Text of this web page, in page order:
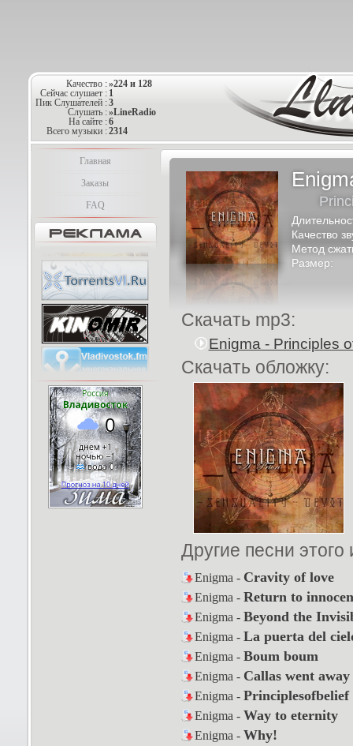
Качество :»224 и 128
Сейчас слушает : 1
Пик Слушателей :3
Слушать :»LineRadio
На сайте :6
Всего музыки :2314
Главная
Заказы
FAQ
Качество
Метод
Размер:
Скачать mp3:
Enigma - Principles
Скачать обложку:
Другие песни
Enigma - Cravity of love
Enigma - Return to
Enigma - Beyond the
Enigma - La puerta del
Enigma - Boum boum
Enigma - Callas went away
Enigma - Principlesofbelief
Enigma - Way to eternity
Enigma - Why!